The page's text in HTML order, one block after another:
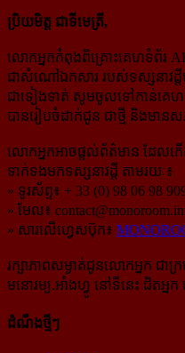
ប្រិយមិត្ត ជាទីមេត្រី,
លោកអ្នកកំពុងពិគ្រោះគេហទំព័រ
ជាសំណៅឯកសារ របស់ទស្សនាវដ្ដីម
ជាទៀងទាត់ សូមចូលទៅកាន់​គេហ
បានរៀបចំដាក់ជូន ជាថ្មី និងមាន
លោកអ្នកអាចផ្ដល់ព័ត៌មាន ដែល
ទាក់ទងមកទស្សនាវដ្ដី តាមរយៈ៖
» ទូរស័ព្ទ៖ + 33 (0) 98 06 98
» មែល៖
» សារលើហ្វេសប៊ុក៖
រក្សាភាពសម្ងាត់ជូនលោកអ្នក ជា
មនោរម្យ.អាំងហ្វូ នៅទីនេះ ជិតអ្នក
ដំណឹងថ្មីៗ